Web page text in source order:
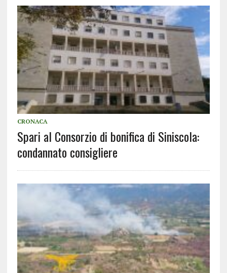
CRONACA
Spari al Consorzio di bonifica di Siniscola:
condannato consigliere